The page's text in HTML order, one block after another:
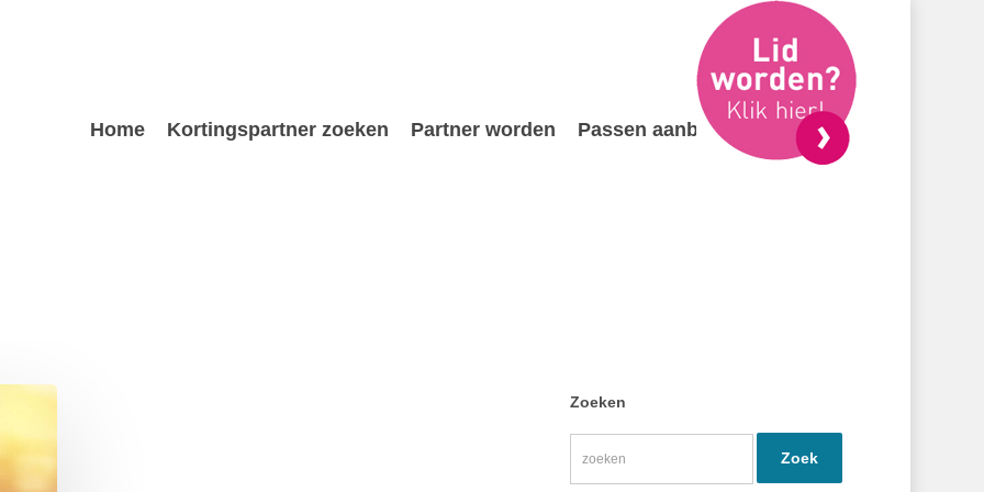
Home Kortingspartner zoeken Partner worden Passen aanbieden Contact
Zoeken